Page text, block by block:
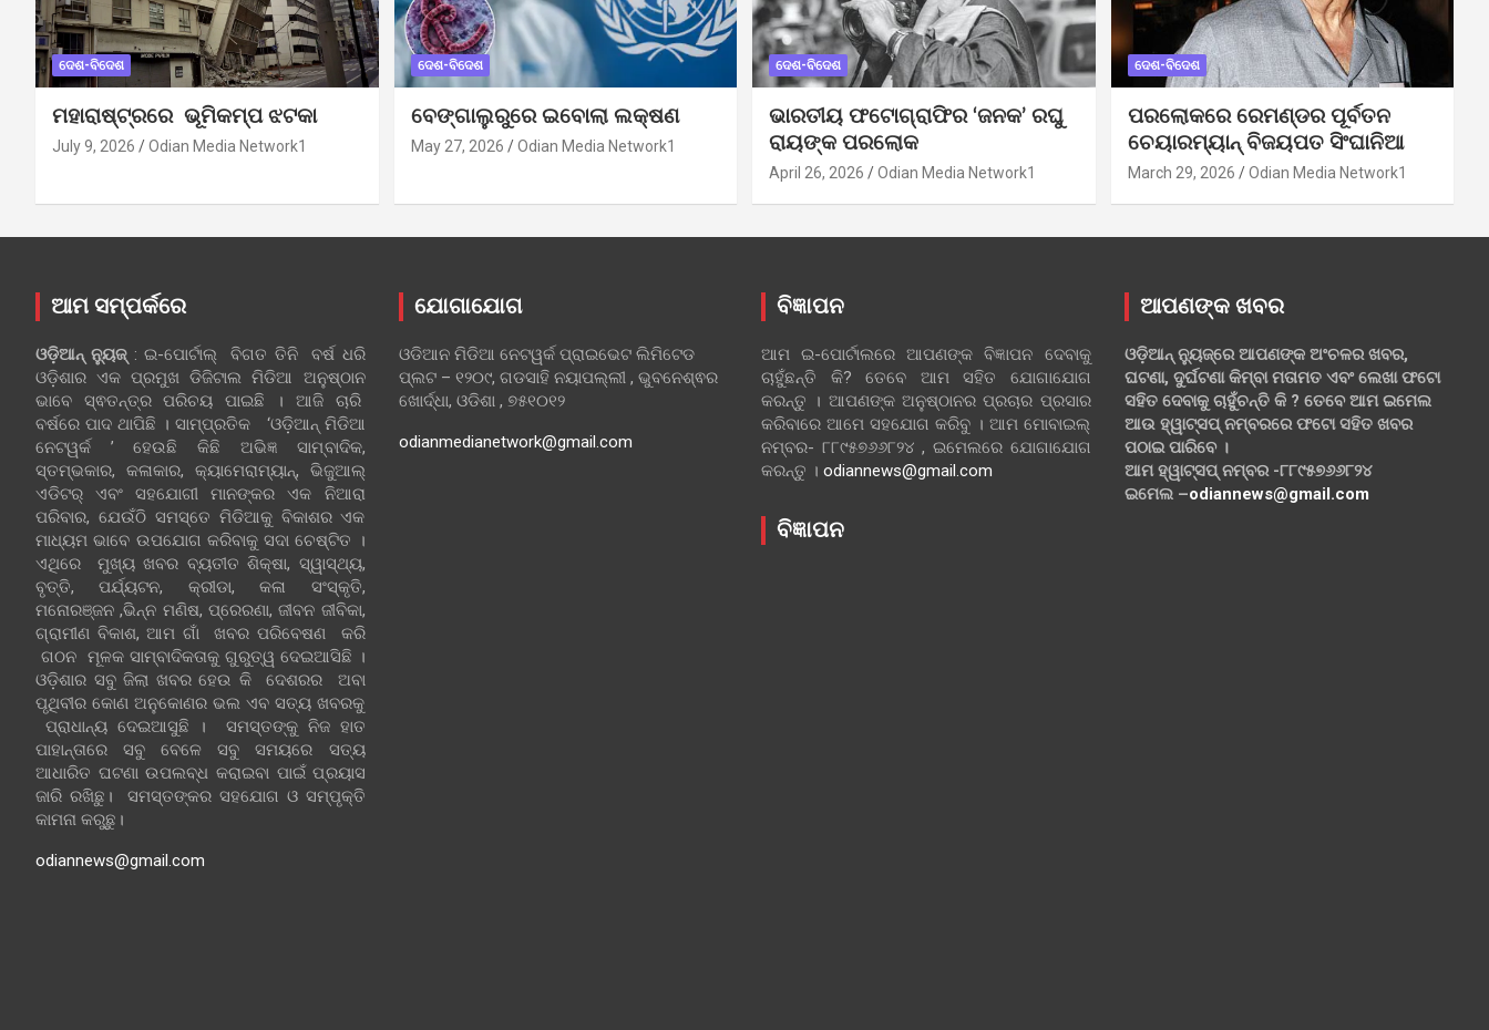
ଦେଶ-ବିଦେଶ
ମହାରାଷ୍ଟ୍ରରେ ଭୂମିକମ୍ପ ଝଟକା
July 9, 2026 Odian Media Network1
ଦେଶ-ବିଦେଶ
ବେଙ୍ଗାଲୁରୁରେ ଇବୋଲା ଲକ୍ଷଣ
May 27, 2026 Odian Media Network1
ଦେଶ-ବିଦେଶ
ଭାରତୀୟ ଫଟୋଗ୍ରାଫିର ‘ଜନକ’ ରଘୁ
ରାୟଙ୍କ ପରଲୋକ
April 26, 2026 Odian Media Network1
ଦେଶ-ବିଦେଶ
ପରଲୋକରେ ରେମଣ୍ଡର ପୂର୍ବତନ
ଚେୟାରମ୍ୟାନ୍ ବିଜୟପତ ସିଂଘାନିଆ
March 29, 2026 Odian Media Network1
ଆମ ସମ୍ପର୍କରେ
ଓଡ଼ିଆନ୍‍ ନ୍ୟୁଜ୍‍: ଇ-ପୋର୍ଟାଲ୍ ବିଗତ ତିନି ବର୍ଷ ଧରି
ଓଡ଼ିଶାର ଏକ ପ୍ରମୁଖ ଡିଜିଟାଲ ମିଡିଆ ଅନୁଷ୍ଠାନ
ଭାବେ ସ୍ଵତନ୍ତ୍ର ପରିଚୟ ପାଇଛି । ଆଜି ଚାରି
ବର୍ଷରେ ପାଦ ଥାପିଛି । ସାମ୍ପ୍ରତିକ ‘ଓଡ଼ିଆନ୍‍ ମିଡିଆ
ନେଟୱର୍କ ’ ହେଉଛି କିଛି ଅଭିଜ୍ଞ ସାମ୍ବାଦିକ,
ସ୍ତମ୍ଭକାର, କଳାକାର, କ୍ୟାମେରାମ୍ୟାନ୍, ଭିଜୁଆଲ୍
ଏଡିଟର୍ ଏବଂ ସହଯୋଗୀ ମାନଙ୍କର ଏକ ନିଆରା
ପରିବାର, ଯେଉଁଠି ସମସ୍ତେ ମିଡିଆକୁ ବିକାଶର ଏକ
ମାଧ୍ୟମ ଭାବେ ଉପଯୋଗ କରିବାକୁ ସଦା ଚେଷ୍ଟିତ ।
ଏଥିରେ ମୁଖ୍ୟ ଖବର ବ୍ୟତୀତ ଶିକ୍ଷା, ସ୍ୱାସ୍ଥ୍ୟ,
ବୃତ୍ତି, ପର୍ଯ୍ୟଟନ, କ୍ରୀଡା, କଳା ସଂସ୍କୃତି,
ମନୋରଞ୍ଜନ ,ଭିନ୍ନ ମଣିଷ, ପ୍ରେରଣା, ଜୀବନ ଜୀବିକା,
ଗ୍ରାମୀଣ ବିକାଶ, ଆମ ଗାଁ ଖବର ପରିବେଷଣ କରି
ଗଠନ ମୂଳକ ସାମ୍ବାଦିକତାକୁ ଗୁରୁତ୍ୱ ଦେଇଆସିଛି ।
ଓଡ଼ିଶାର ସବୁ ଜିଲା ଖବର ହେଉ କି ଦେଶରର ଅବା
ପୃଥିବୀର କୋଣ ଅନୁକୋଣର ଭଲ ଏବ ସତ୍ୟ ଖବରକୁ
ପ୍ରାଧାନ୍ୟ ଦେଇଆସୁଛି । ସମସ୍ତଙ୍କୁ ନିଜ ହାତ
ପାହାନ୍ତାରେ ସବୁ ବେଳେ ସବୁ ସମୟରେ ସତ୍ୟ
ଆଧାରିତ ଘଟଣା ଉପଲବ୍ଧ କରାଇବା ପାଇଁ ପ୍ରୟାସ
ଜାରି ରଖିଛୁ। ସମସ୍ତଙ୍କର ସହଯୋଗ ଓ ସମ୍ପୃକ୍ତି
କାମନା କରୁଛୁ।
odiannews@gmail.com
ଯୋଗାଯୋଗ
ଓଡିଆନ ମିଡିଆ ନେଟୱର୍କ ପ୍ରାଇଭେଟ ଲିମିଟେଡ
ପ୍ଲଟ – ୧୨୦୯, ଗଡସାହି ନୟାପଲ୍ଲୀ , ଭୁବନେଶ୍ଵର
ଖୋର୍ଦ୍ଧା, ଓଡିଶା , ୭୫୧୦୧୨
odianmedianetwork@gmail.com
ବିଜ୍ଞାପନ
ଆମ ଇ-ପୋର୍ଟାଲରେ ଆପଣଙ୍କ ବିଜ୍ଞାପନ ଦେବାକୁ
ଚାହୁଁଛନ୍ତି କି? ତେବେ ଆମ ସହିତ ଯୋଗାଯୋଗ
କରନ୍ତୁ । ଆପଣଙ୍କ ଅନୁଷ୍ଠାନର ପ୍ରଚାର ପ୍ରସାର
କରିବାରେ ଆମେ ସହଯୋଗ କରିବୁ । ଆମ ମୋବାଇଲ୍
ନମ୍ବର- ୮୮୯୫୭୬୬୮୨୪ , ଇମେଲରେ ଯୋଗାଯୋଗ
କରନ୍ତୁ । odiannews@gmail.com
ବିଜ୍ଞାପନ
ଆପଣଙ୍କ ଖବର
ଓଡ଼ିଆନ୍ ନ୍ୟୁଜ୍‌ରେ ଆପଣଙ୍କ ଅଂଚଳର ଖବର,
ଘଟଣା, ଦୁର୍ଘଟଣା କିମ୍ବା ମତାମତ ଏବଂ ଲେଖା ଫଟୋ
ସହିତ ଦେବାକୁ ଚାହୁଁଚନ୍ତି କି ? ତେବେ ଆମ ଇମେଲ
ଆଉ ହ୍ୱାଟ୍‌ସପ୍ ନମ୍ବରରେ ଫଟୋ ସହିତ ଖବର
ପଠାଇ ପାରିବେ ।
ଆମ ହ୍ୱାଟ୍‌ସପ୍ ନମ୍ବର -୮୮୯୫୭୬୬୮୨୪
ଇମେଲ –odiannews@gmail.com